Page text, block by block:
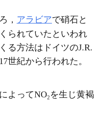
， アラビアで硝石と
られていたといわれ
る方法はドイツのJ.R.
世紀から行われた。
よってNO2 を生じ黄褐